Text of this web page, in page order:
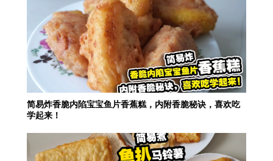
简易炸香脆内陷宝宝鱼片香蕉糕，内附香脆秘诀，喜欢吃
学起来！